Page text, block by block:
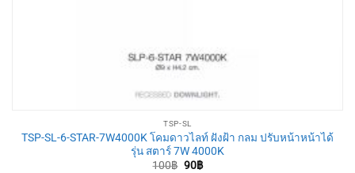
TSP-SL
TSP-SL-6-STAR-7W4000K โคมดาวไลท์ ฝังฝ้า กลม ปรับหน้าหน้าได้
รุ่น สตาร์ 7W 4000K
100฿ Original
90฿Current